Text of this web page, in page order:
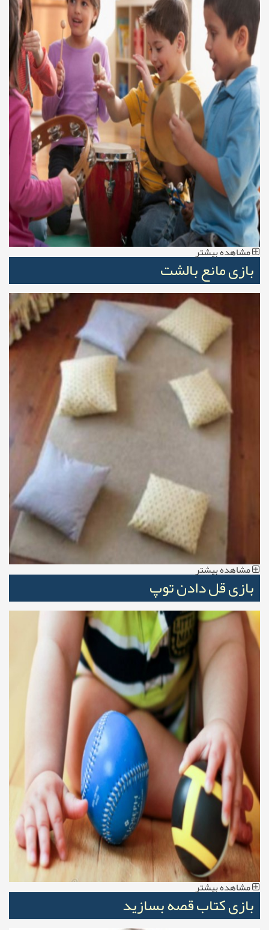
مشاهده بیشتر
بازی مانع بالشت
مشاهده بیشتر
بازی قل دادن توپ
مشاهده بیشتر
بازی کتاب قصه بسازید